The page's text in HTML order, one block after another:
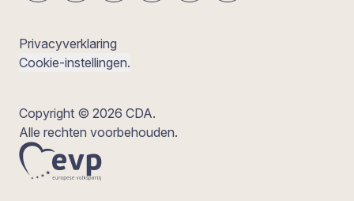
Privacyverklaring
Cookie-instellingen.
Copyright © 2026 CDA.
Alle rechten voorbehouden.